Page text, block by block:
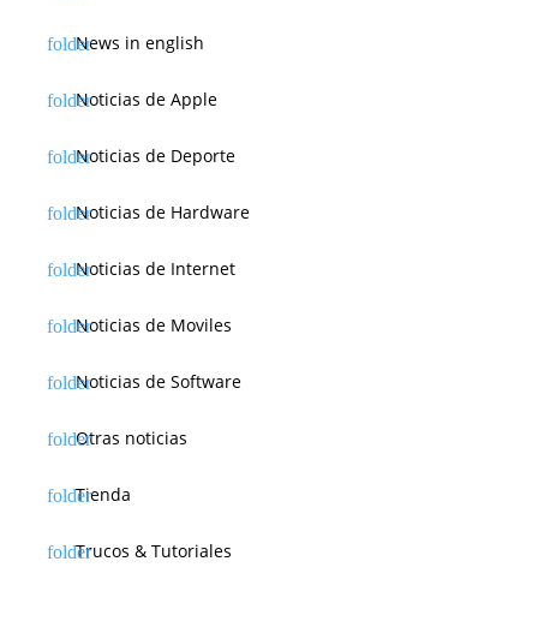
News in english
Noticias de Apple
Noticias de Deporte
Noticias de Hardware
Noticias de Internet
Noticias de Moviles
Noticias de Software
Otras noticias
Tienda
Trucos & Tutoriales